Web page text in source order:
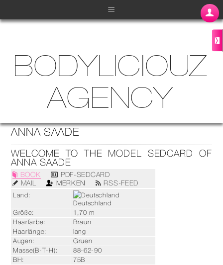
≡
BODYLICIOUZ
AGENCY
ANNA SAADE
WELCOME TO THE MODEL SEDCARD OF
ANNA SAADE
BOOK
PDF-SEDCARD
MAIL
MERKEN RSS-FEED
Land:
Deutschland
Größe:
1,70 m
Haarfarbe:
Braun
Haarlänge:
lang
Augen:
Gruen
Masse(B-T-H):
88-62-90
BH:
75B